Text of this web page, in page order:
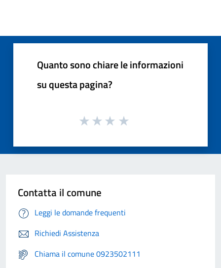
Quanto sono chiare le informazioni
su questa pagina?
Contatta il comune
Leggi le domande frequenti
Richiedi Assistenza
Chiama il comune 0923502111